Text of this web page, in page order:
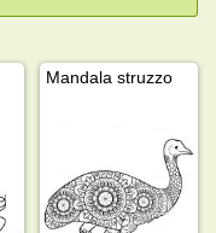
Mandala struzzo